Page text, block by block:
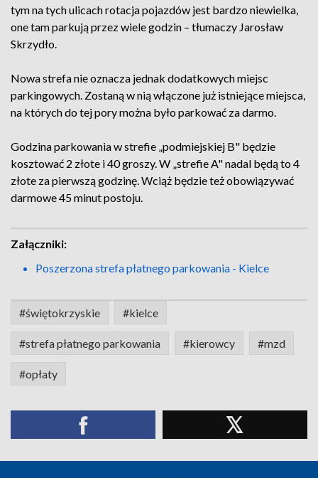
tym na tych ulicach rotacja pojazdów jest bardzo niewielka,
one tam parkują przez wiele godzin – tłumaczy Jarosław
Skrzydło.
Nowa strefa nie oznacza jednak dodatkowych miejsc
parkingowych. Zostaną w nią włączone już istniejące miejsca,
na których do tej pory można było parkować za darmo.
Godzina parkowania w strefie „podmiejskiej B" będzie
kosztować 2 złote i 40 groszy. W „strefie A" nadal będą to 4
złote za pierwszą godzinę. Wciąż będzie też obowiązywać
darmowe 45 minut postoju.
Załączniki:
Poszerzona strefa płatnego parkowania - Kielce
#świętokrzyskie #kielce
#strefa płatnego parkowania #kierowcy #mzd
#opłaty